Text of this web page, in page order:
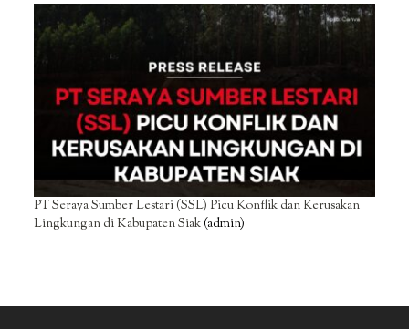
PT Seraya Sumber Lestari (SSL) Picu Konflik dan Kerusakan
Lingkungan di Kabupaten Siak(admin)